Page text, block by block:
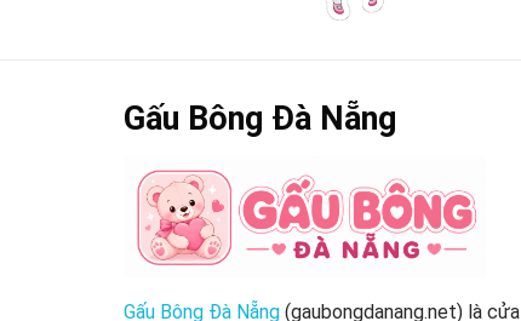
Gấu Bông Đà Nẵng
Gấu Bông Đà Nẵng (gaubongdanang.net) là cửa